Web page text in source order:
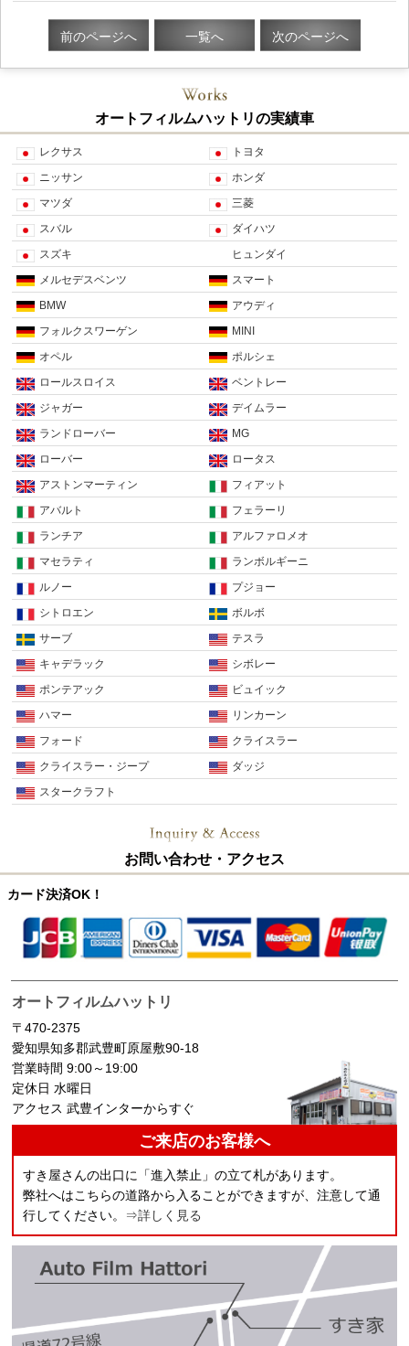
前のページへ 一覧へ 次のページへ
オートフィルムハットリの実績車
レクサス
トヨタ
ニッサン
ホンダ
マツダ
三菱
スバル
ダイハツ
スズキ
ヒュンダイ
メルセデスベンツ
スマート
BMW
アウディ
フォルクスワーゲン
MINI
オペル
ポルシェ
ロールスロイス
ベントレー
ジャガー
デイムラー
ランドローバー
MG
ローバー
ロータス
アストンマーティン
フィアット
アバルト
フェラーリ
ランチア
アルファロメオ
マセラティ
ランボルギーニ
ルノー
プジョー
シトロエン
ボルボ
サーブ
テスラ
キャデラック
シボレー
ポンテアック
ビュイック
ハマー
リンカーン
フォード
クライスラー
クライスラー・ジープ
ダッジ
スタークラフト
お問い合わせ・アクセス
カード決済OK！
オートフィルムハットリ
〒470-2375
愛知県知多郡武豊町原屋敷90-18
営業時間 9:00～19:00
定休日 水曜日
アクセス 武豊インターからすぐ
ご来店のお客様へ
すき屋さんの出口に「進入禁止」の立て札があります。
弊社へはこちらの道路から入ることができますが、注意して通
行してください。 ⇒詳しく見る